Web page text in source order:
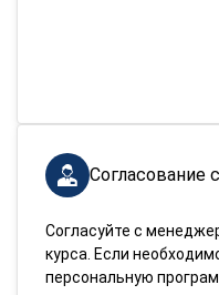
Согласуйте с
курса. Если
персональную